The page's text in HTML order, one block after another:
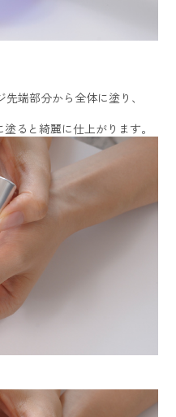
端部分から全体に塗り、
ると綺麗に仕上がります。